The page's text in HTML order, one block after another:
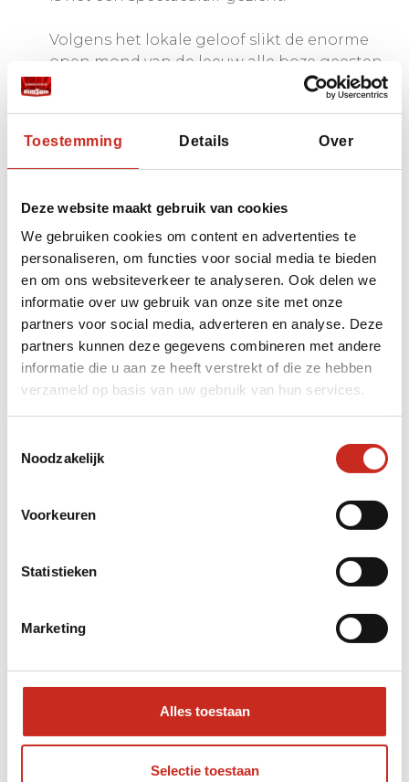
Toestemming Details Over
Deze website maakt gebruik van cookies
We gebruiken cookies om content en advertenties te
personaliseren, om functies voor social media te bieden
en om ons websiteverkeer te analyseren. Ook delen we
informatie over uw gebruik van onze site met onze
partners voor social media, adverteren en analyse. Deze
partners kunnen deze gegevens combineren met andere
informatie die u aan ze heeft verstrekt of die ze hebben
verzameld op basis van uw gebruik van hun services.
Noodzakelijk
Voorkeuren
Statistieken
Marketing
Alles toestaan
Selectie toestaan
Volgens het lokale geloof slikt de enorme
open mond van de leeuw alle boze geesten
en pech voor je weg, waardoor er alleen
nog maar geluk en succes voor je overblijft.
Hoe verplaats je je het
makkelijkst tussen alle
foodspots en
bezienswaardigheden?